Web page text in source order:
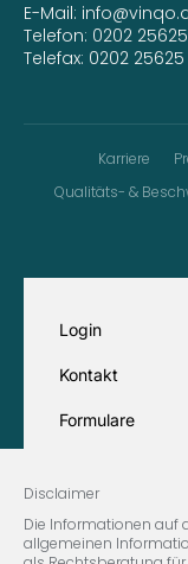
E-Mail:
Telefon: 0202
Telefax: 0202 25625
Karriere
Qualitäts- &
Login
Kontakt
Formulare
Disclaimer
Die Informationen auf
allgemeinen